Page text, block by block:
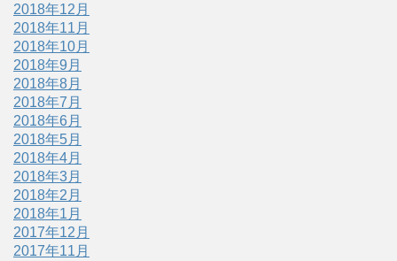
2018年12月
2018年11月
2018年10月
2018年9月
2018年8月
2018年7月
2018年6月
2018年5月
2018年4月
2018年3月
2018年2月
2018年1月
2017年12月
2017年11月